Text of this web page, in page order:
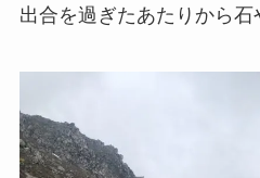
出合を過ぎたあたりから石